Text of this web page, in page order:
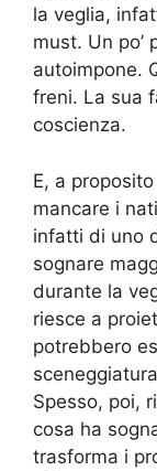
la veglia,
must. Un po’
autoimpone.
freni. La sua
coscienza.
E, a
mancare i
infatti di uno
sognare
durante la
riesce a
potrebbero
Spesso, poi,
cosa ha
trasforma i